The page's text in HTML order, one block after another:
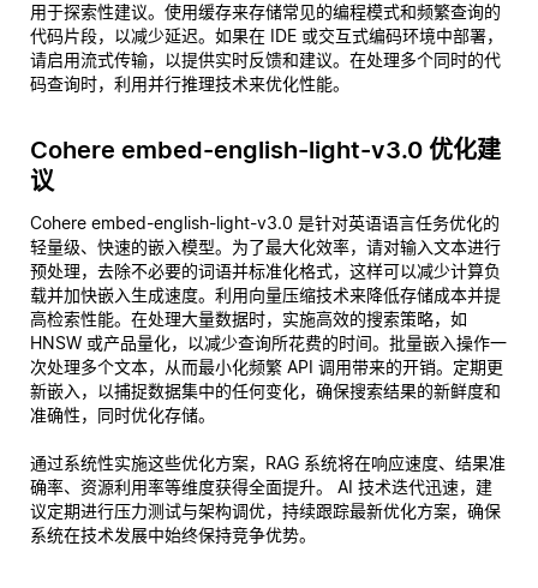
用于探索性建议。使用缓存来存储常见的编程模式和频繁查询的
代码片段，以减少延迟。如果在 IDE 或交互式编码环境中部署，
请启用流式传输，以提供实时反馈和建议。在处理多个同时的代
码查询时，利用并行推理技术来优化性能。
Cohere embed-english-light-v3.0 优化建
议
Cohere embed-english-light-v3.0 是针对英语语言任务优化的
轻量级、快速的嵌入模型。为了最大化效率，请对输入文本进行
预处理，去除不必要的词语并标准化格式，这样可以减少计算负
载并加快嵌入生成速度。利用向量压缩技术来降低存储成本并提
高检索性能。在处理大量数据时，实施高效的搜索策略，如
HNSW 或产品量化，以减少查询所花费的时间。批量嵌入操作一
次处理多个文本，从而最小化频繁 API 调用带来的开销。定期更
新嵌入，以捕捉数据集中的任何变化，确保搜索结果的新鲜度和
准确性，同时优化存储。
通过系统性实施这些优化方案，RAG 系统将在响应速度、结果准
确率、资源利用率等维度获得全面提升。 AI 技术迭代迅速，建
议定期进行压力测试与架构调优，持续跟踪最新优化方案，确保
系统在技术发展中始终保持竞争优势。